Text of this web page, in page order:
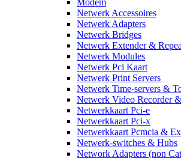
Netwerk Accessoires
Netwerk Adapters
Netwerk Bridges
Netwerk Extender &
Netwerk Modules
Netwerk Pci Kaart
Netwerk Print Servers
Netwerk Time-servers &
Netwerk Video Recorder
Netwerkkaart Pci-e
Netwerkkaart Pci-x
Netwerkkaart Pcmcia &
Netwerk-switches & Hubs
Network Adapters (non